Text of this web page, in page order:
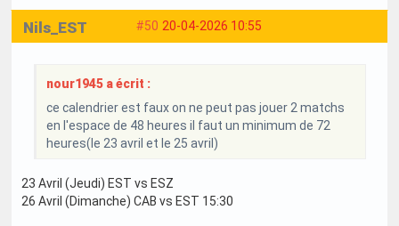
#50 20-04-2026 10:55
Nils_EST
nour1945 a écrit :
ce calendrier est faux on ne peut pas jouer 2 matchs
en l'espace de 48 heures il faut un minimum de 72
heures(le 23 avril et le 25 avril)
23 Avril (Jeudi) EST vs ESZ
26 Avril (Dimanche) CAB vs EST 15:30